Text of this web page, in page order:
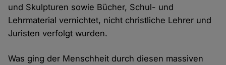
und Skulpturen sowie Bücher, Schul- und
Lehrmaterial vernichtet, nicht christliche Lehrer und
Juristen verfolgt wurden.
Was ging der Menschheit durch diesen massiven